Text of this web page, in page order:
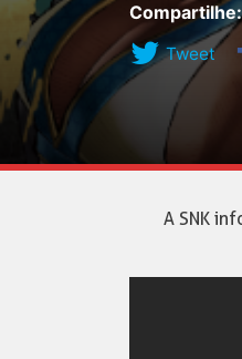
Compartilhe:
Tweet
A SNK